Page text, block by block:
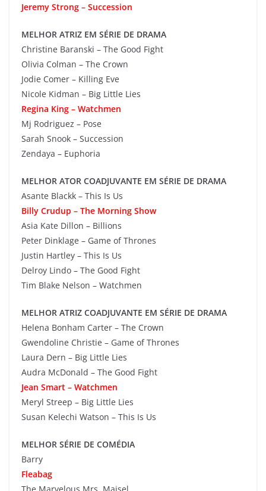
Jeremy Strong – Succession
MELHOR ATRIZ EM SÉRIE DE DRAMA
Christine Baranski – The Good Fight
Olivia Colman – The Crown
Jodie Comer – Killing Eve
Nicole Kidman – Big Little Lies
Regina King – Watchmen
Mj Rodriguez – Pose
Sarah Snook – Succession
Zendaya – Euphoria
MELHOR ATOR COADJUVANTE EM SÉRIE DE DRAMA
Asante Blackk – This Is Us
Billy Crudup – The Morning Show
Asia Kate Dillon – Billions
Peter Dinklage – Game of Thrones
Justin Hartley – This Is Us
Delroy Lindo – The Good Fight
Tim Blake Nelson – Watchmen
MELHOR ATRIZ COADJUVANTE EM SÉRIE DE DRAMA
Helena Bonham Carter – The Crown
Gwendoline Christie – Game of Thrones
Laura Dern – Big Little Lies
Audra McDonald – The Good Fight
Jean Smart – Watchmen
Meryl Streep – Big Little Lies
Susan Kelechi Watson – This Is Us
MELHOR SÉRIE DE COMÉDIA
Barry
Fleabag
The Marvelous Mrs. Maisel